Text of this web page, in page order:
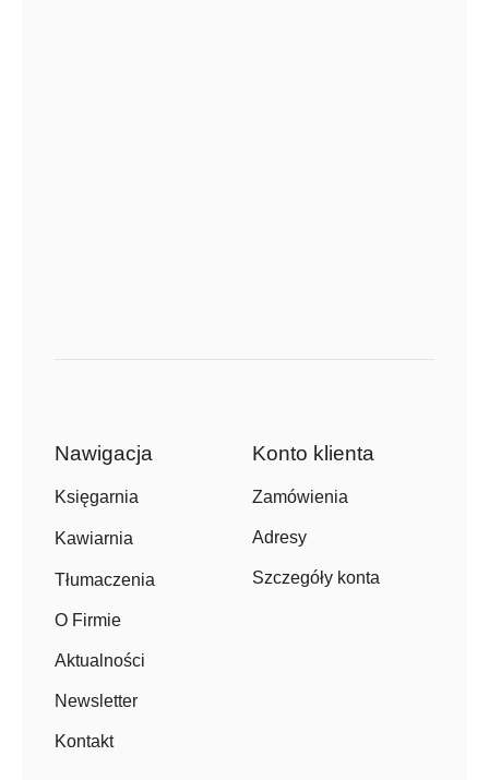
Nawigacja
Księgarnia
Kawiarnia
Tłumaczenia
O Firmie
Aktualności
Newsletter
Kontakt
Konto klienta
Zamówienia
Adresy
Szczegóły konta